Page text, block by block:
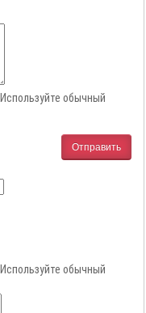
обычный
Отправить
обычный